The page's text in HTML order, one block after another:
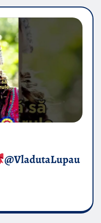
​@VladutaLupau